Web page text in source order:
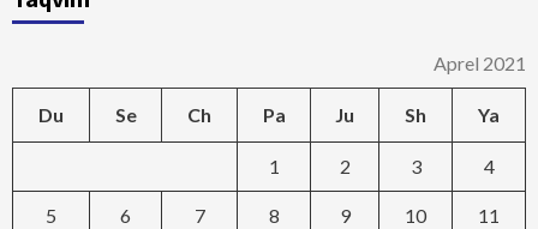
Aprel 2021
Du Se Ch Pa Ju Sh Ya
1 2 3 4
5 6 7 8 9 10 11